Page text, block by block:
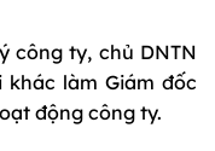
công ty, chủ DNTN
làm Giám đốc
động công ty.